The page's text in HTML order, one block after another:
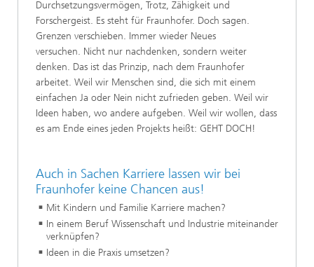
Durchsetzungsvermögen, Trotz, Zähigkeit und
Forschergeist. Es steht für Fraunhofer. Doch sagen.
Grenzen verschieben. Immer wieder Neues
versuchen. Nicht nur nachdenken, sondern weiter
denken. Das ist das Prinzip, nach dem Fraunhofer
arbeitet. Weil wir Menschen sind, die sich mit einem
einfachen Ja oder Nein nicht zufrieden geben. Weil wir
Ideen haben, wo andere aufgeben. Weil wir wollen, dass
es am Ende eines jeden Projekts heißt: GEHT DOCH!
Auch in Sachen Karriere lassen wir bei
Fraunhofer keine Chancen aus!
Mit Kindern und Familie Karriere machen?
In einem Beruf Wissenschaft und Industrie miteinander
verknüpfen?
Ideen in die Praxis umsetzen?